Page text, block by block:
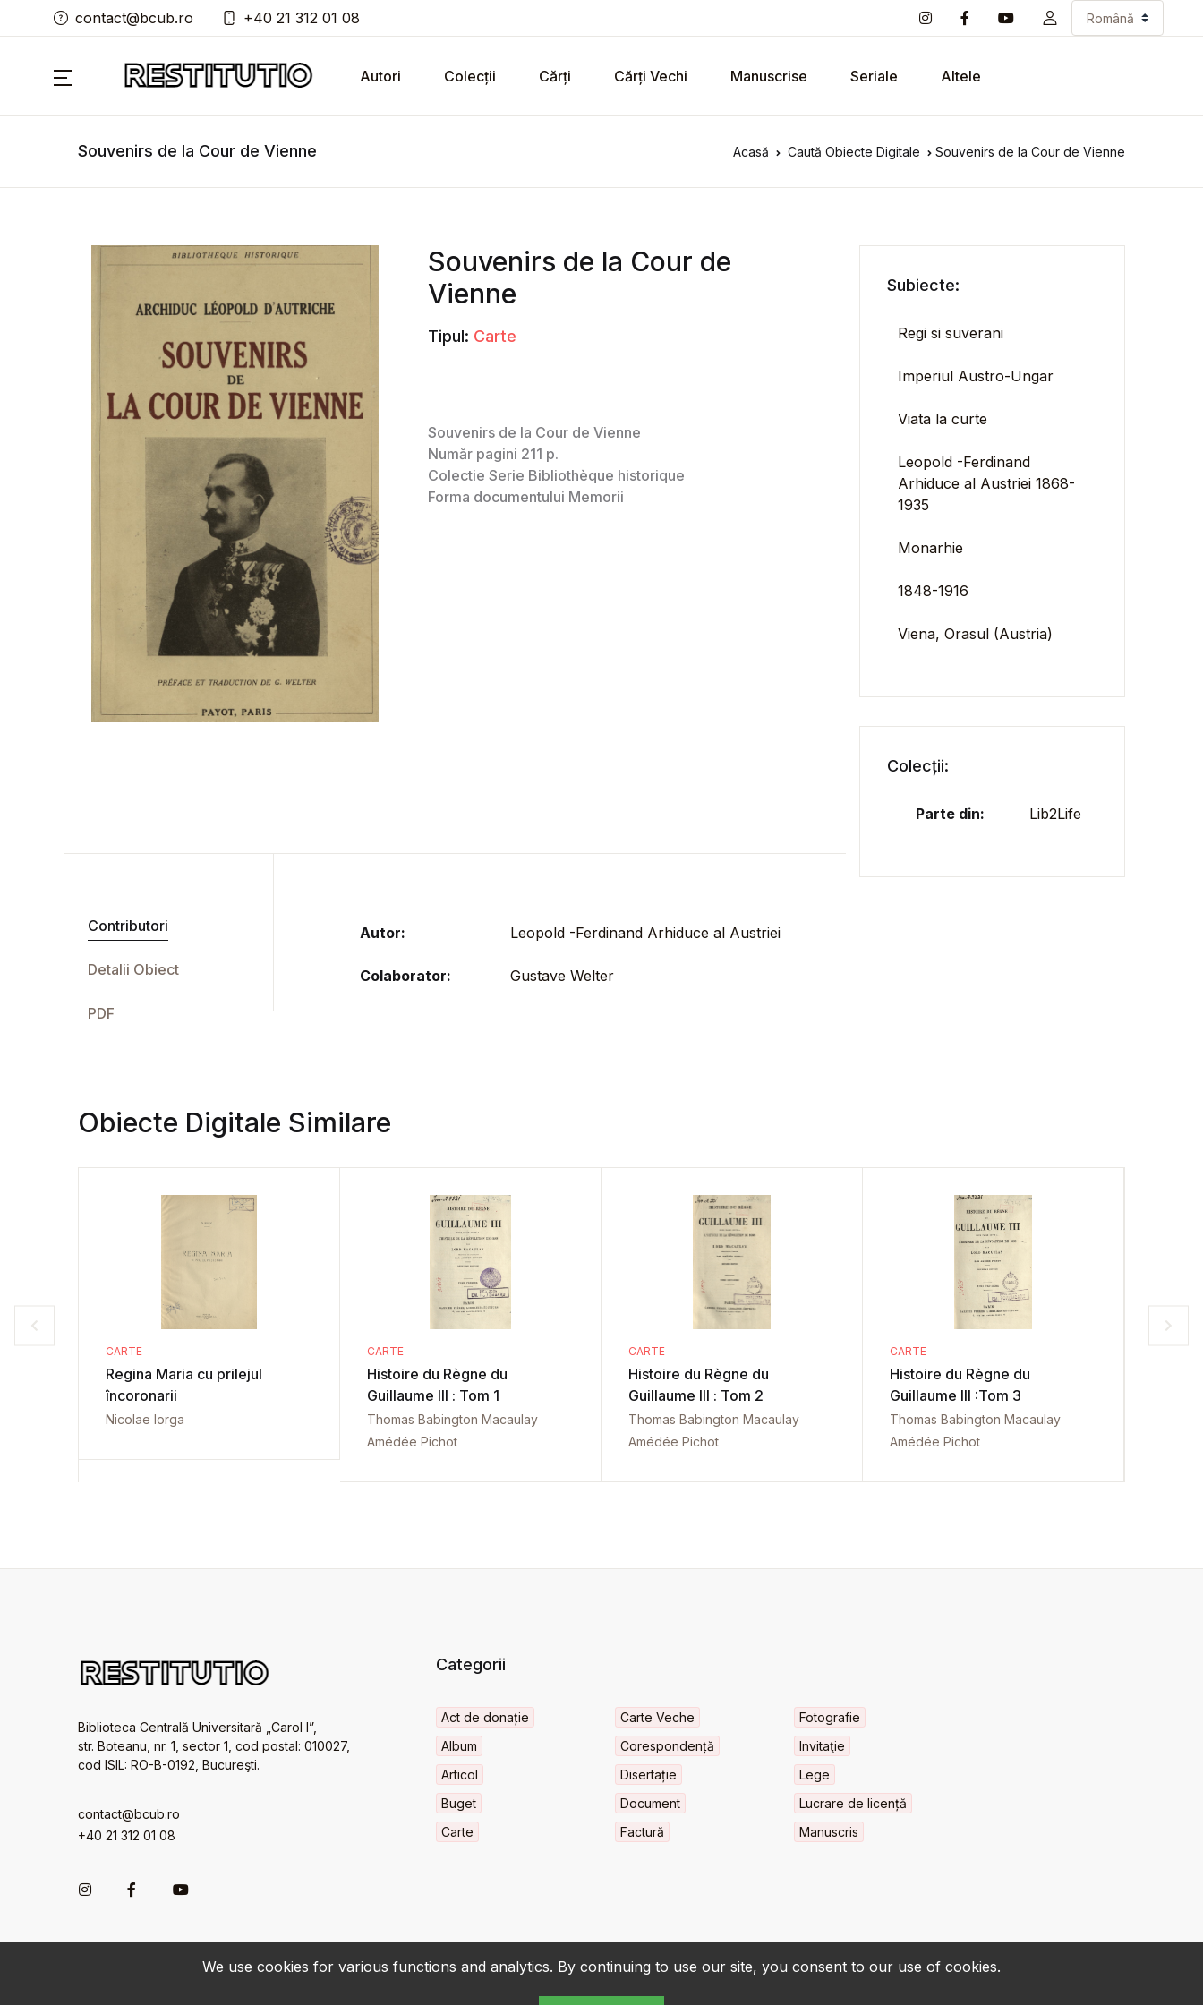
We use cookies for various functions and analytics. By continuing to use our site, you consent to our use of cookies.
contact@bcub.ro +40 21 312 01 08
Autori Colecții Cărți Cărți Vechi Manuscrise Seriale Altele
Souvenirs de la Cour de Vienne Acasă Caută Obiecte Digitale Souvenirs de la Cour de Vienne
Souvenirs de la Cour de
Vienne
Tipul: Carte
Contributori
Detalii Obiect
PDF
Autor: Leopold -Ferdinand Arhiduce al Austriei
Colaborator: Gustave Welter
Subiecte:
Regi si suverani
Imperiul Austro-Ungar
Viata la curte
Leopold -Ferdinand
Arhiduce al Austriei 1868-
1935
Monarhie
1848-1916
Viena, Orasul (Austria)
Colecții:
Parte din: Lib2Life
Obiecte Digitale Similare
CARTE
Regina Maria cu prilejul
încoronarii
Nicolae Iorga
CARTE
Histoire du Règne du
Guillaume III : Tom 1
Thomas Babington Macaulay
Amédée Pichot
CARTE
Histoire du Règne du
Guillaume III : Tom 2
Thomas Babington Macaulay
Amédée Pichot
CARTE
Histoire du Règne du
Guillaume III :Tom 3
Thomas Babington Macaulay
Amédée Pichot
Biblioteca Centrală Universitară „Carol I”,
str. Boteanu, nr. 1, sector 1, cod postal: 010027,
cod ISIL: RO-B-0192, Bucureşti.
contact@bcub.ro
+40 21 312 01 08
Categorii
Act de donație
Album
Articol
Buget
Carte
Carte Veche
Corespondență
Disertație
Document
Factură
Fotografie
Invitaţie
Lege
Lucrare de licență
Manuscris